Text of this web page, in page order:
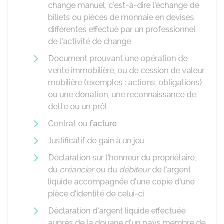
change manuel, c'est-à-dire l'échange de
billets ou pièces de monnaie en devises
différentes effectué par un professionnel
de l'activité de change
Document prouvant une opération de
vente immobilière, ou de cession de valeur
mobilière (exemples : actions, obligations)
ou une donation, une reconnaissance de
dette ou un prêt
Contrat ou facture
Justificatif de gain à un jeu
Déclaration sur l'honneur du propriétaire,
du créancierou du débiteurde l'argent
liquide accompagnée d'une copie d'une
pièce d'identité de celui-ci
Déclaration d'argent liquide effectuée